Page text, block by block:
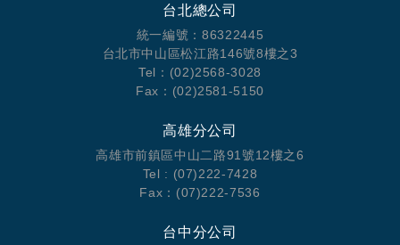
台北總公司
統一編號：86322445
台北市中山區松江路146號8樓之3
Tel：(02)2568-3028
Fax：(02)2581-5150
高雄分公司
高雄市前鎮區中山二路91號12樓之6
Tel : (07)222-7428
Fax：(07)222-7536
台中分公司